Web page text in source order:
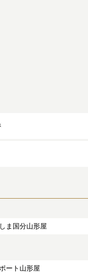
ま国分山形屋
ート山形屋